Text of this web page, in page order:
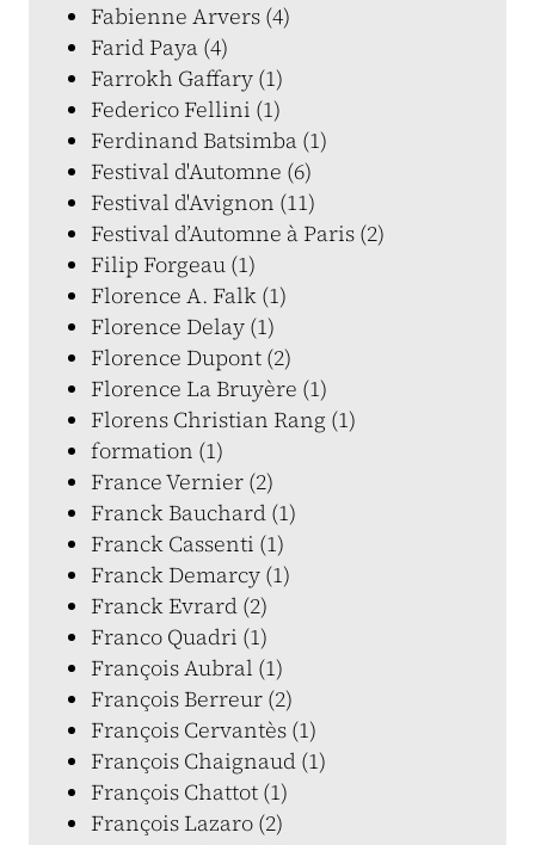
Fabienne Arvers (4)
Farid Paya (4)
Farrokh Gaffary (1)
Federico Fellini (1)
Ferdinand Batsimba (1)
Festival d'Automne (6)
Festival d'Avignon (11)
Festival d’Automne à Paris (2)
Filip Forgeau (1)
Florence A. Falk (1)
Florence Delay (1)
Florence Dupont (2)
Florence La Bruyère (1)
Florens Christian Rang (1)
formation (1)
France Vernier (2)
Franck Bauchard (1)
Franck Cassenti (1)
Franck Demarcy (1)
Franck Evrard (2)
Franco Quadri (1)
François Aubral (1)
François Berreur (2)
François Cervantès (1)
François Chaignaud (1)
François Chattot (1)
François Lazaro (2)